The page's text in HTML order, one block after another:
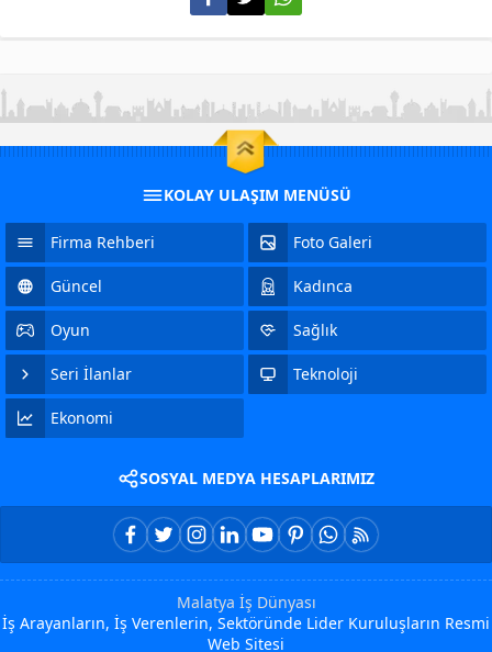
KOLAY ULAŞIM MENÜSÜ
Firma Rehberi Foto Galeri
Güncel Kadınca
Oyun Sağlık
Seri İlanlar Teknoloji
Ekonomi
SOSYAL MEDYA HESAPLARIMIZ
Malatya İş Dünyası
İş Arayanların, İş Verenlerin, Sektöründe Lider Kuruluşların Resmi
Web Sitesi